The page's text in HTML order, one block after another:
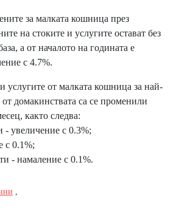
за малката кошница през
на стоките и услугите остават без
а от началото на годината е
с 4.7%.
услугите от малката кошница за най-
домакинствата са се променили
както следва:
- увеличение с 0.3%;
с 0.1%;
- намаление с 0.1%.